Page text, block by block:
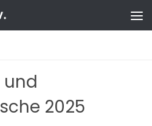
2025